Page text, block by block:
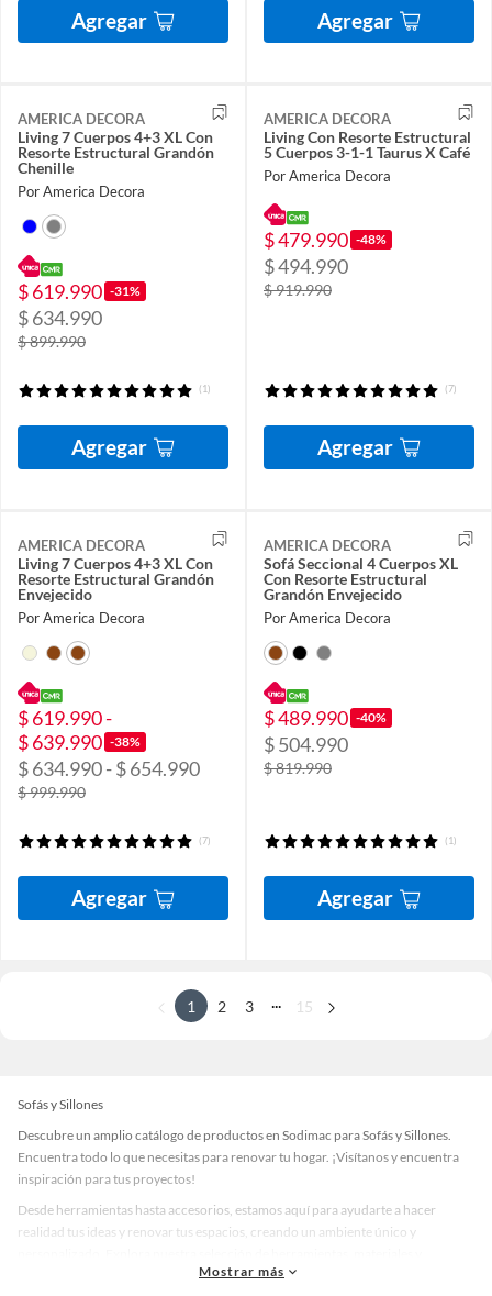
Agregar Agregar
AMERICA DECORA
Living 7 Cuerpos 4+3 XL Con
Resorte Estructural Grandón
Chenille
Por America Decora
$ 619.990 -31%
$ 634.990
$ 899.990
(1)
Agregar
AMERICA DECORA
Living Con Resorte Estructural
5 Cuerpos 3-1-1 Taurus X Café
Por America Decora
$ 479.990 -48%
$ 494.990
$ 919.990
(7)
Agregar
AMERICA DECORA
Living 7 Cuerpos 4+3 XL Con
Resorte Estructural Grandón
Envejecido
Por America Decora
$ 619.990 -
$ 639.990 -38%
$ 634.990 - $ 654.990
$ 999.990
(7)
Agregar
AMERICA DECORA
Sofá Seccional 4 Cuerpos XL
Con Resorte Estructural
Grandón Envejecido
Por America Decora
$ 489.990 -40%
$ 504.990
$ 819.990
(1)
Agregar
1 2 3 15
Sofás y Sillones
Descubre un amplio catálogo de productos en Sodimac para Sofás y Sillones.
Encuentra todo lo que necesitas para renovar tu hogar. ¡Visítanos y encuentra
inspiración para tus proyectos!
Desde herramientas hasta accesorios, estamos aquí para ayudarte a hacer
realidad tus ideas y renovar tus espacios, creando un ambiente único y
accesorios de calidad que te ayudarán a crear un espacio más tú.
Mostrar más